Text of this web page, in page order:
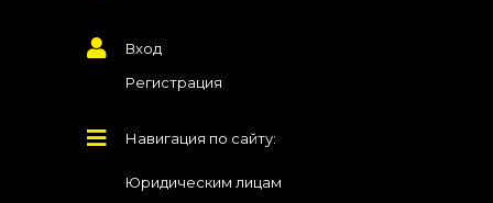
Вход
Регистрация
Навигация по сайту:
Юридическим лицам